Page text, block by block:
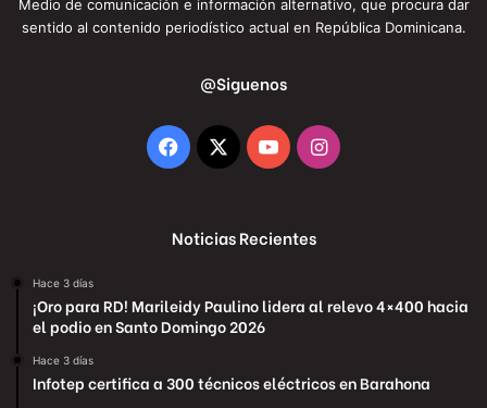
Medio de comunicación e información alternativo, que procura dar
sentido al contenido periodístico actual en República Dominicana.
@Siguenos
Facebook
X YouTubeInstagram
Noticias Recientes
Hace 3 días
¡Oro para RD! Marileidy Paulino lidera al relevo 4×400 hacia
el podio en Santo Domingo 2026
Hace 3 días
Infotep certifica a 300 técnicos eléctricos en Barahona